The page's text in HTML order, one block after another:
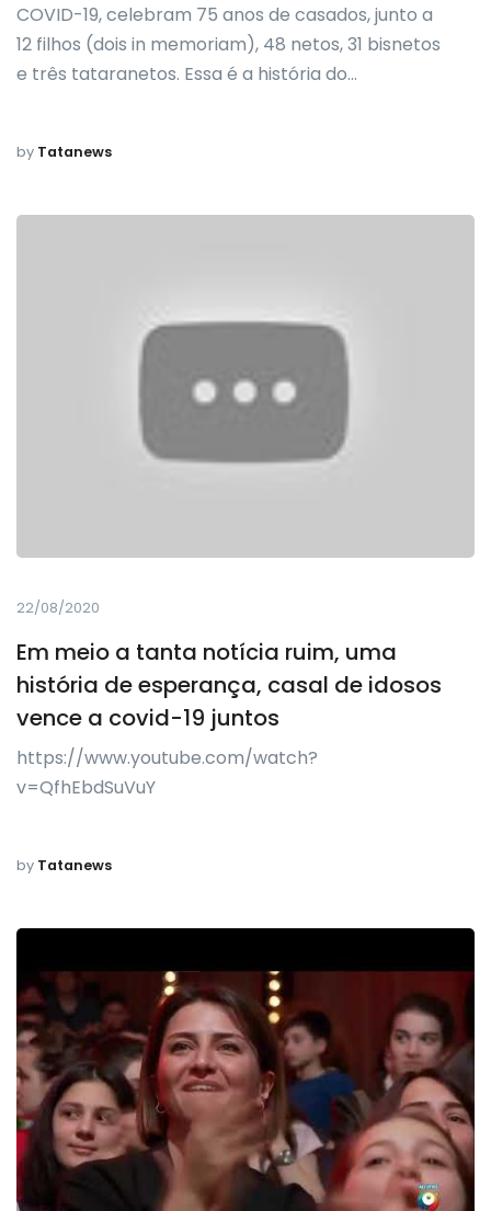
COVID-19, celebram 75 anos de casados, junto a
12 filhos (dois in memoriam), 48 netos, 31 bisnetos
e três tataranetos. Essa é a história do…
by Tatanews
22/08/2020
Em meio a tanta notícia ruim, uma
história de esperança, casal de idosos
vence a covid-19 juntos
https://www.youtube.com/watch?
v=QfhEbdSuVuY
by Tatanews